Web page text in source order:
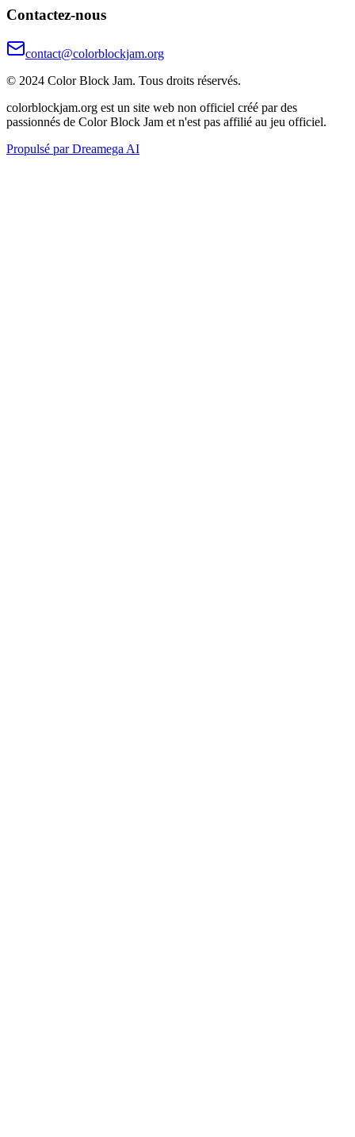
Contactez-nous
contact@colorblockjam.org
© 2024 Color Block Jam. Tous droits réservés.
colorblockjam.org est un site web non officiel créé par des
passionnés de Color Block Jam et n'est pas affilié au jeu officiel.
Propulsé par Dreamega AI